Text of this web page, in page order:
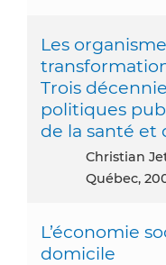
Les
Trois
politiques
de la santé et
Christian Jetté, Presses de l’Université du
Québec,
L’économie
domicile